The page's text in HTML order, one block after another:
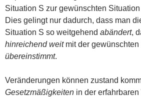
Situation S zur gewünschten Situation
Dies gelingt nur dadurch, dass man
Situation S so weitgehend abändert,
hinreichend weitmit der gewünschten
übereinstimmt.
Veränderungen können zustand
Gesetzmäßigkeiten in der